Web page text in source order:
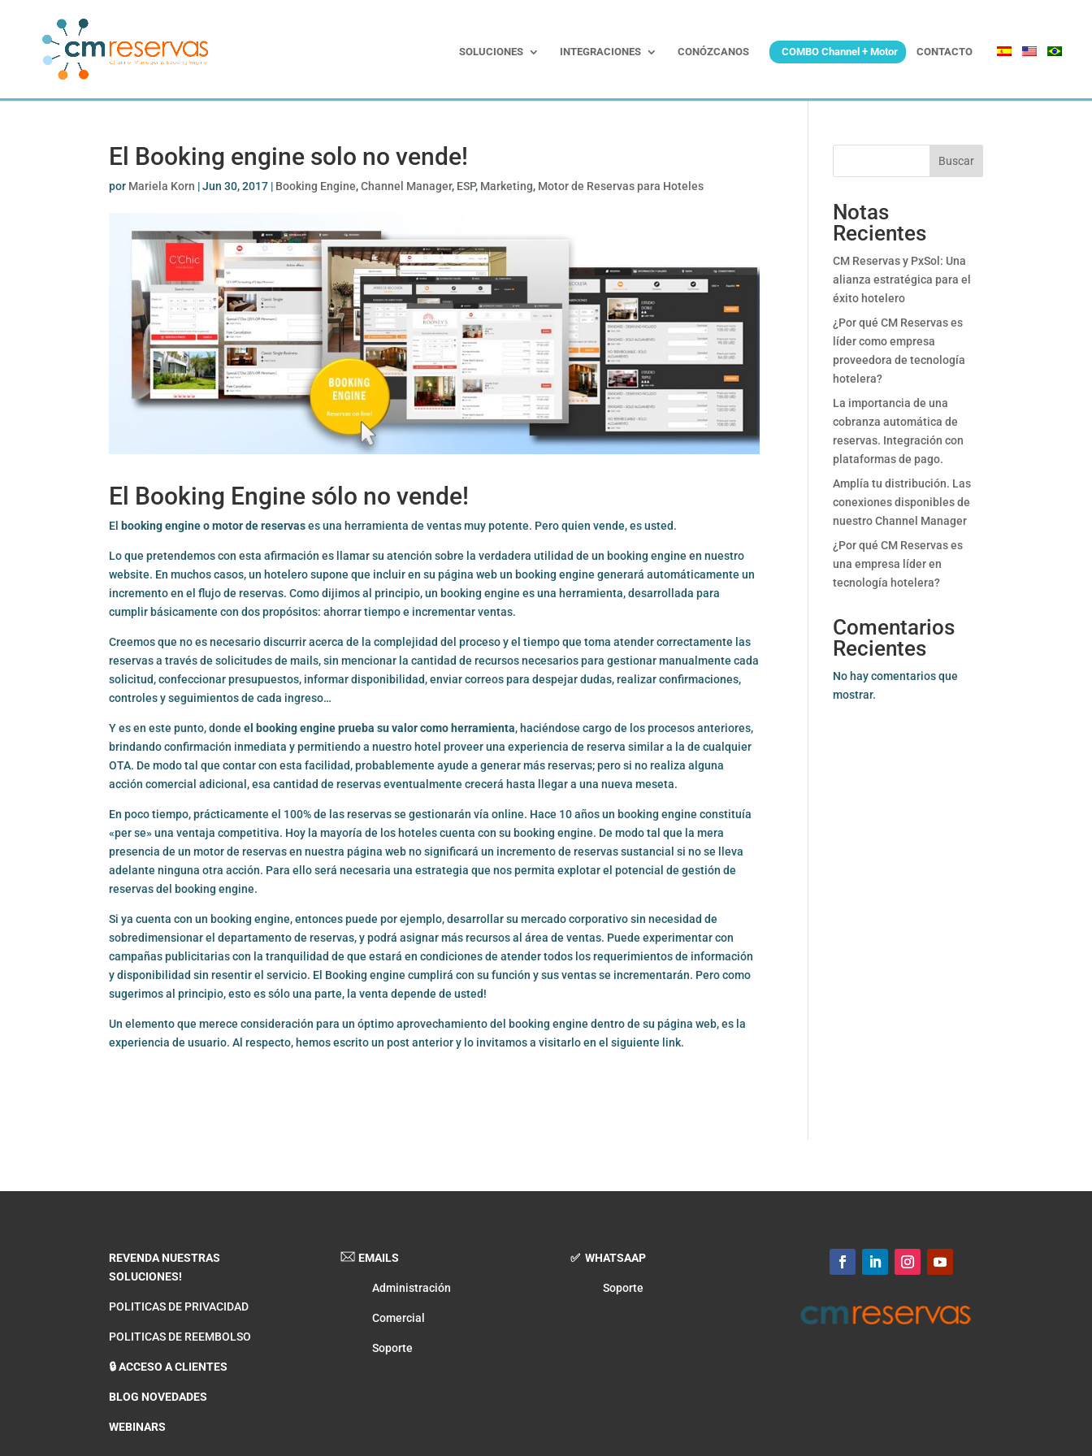
SOLUCIONES INTEGRACIONES CONÓZCANOS COMBO Channel + Motor CONTACTO
El Booking engine solo no vende!
por Mariela Korn |Jun 30, 2017 | Booking Engine,Channel Manager, ESP, Marketing, Motor de Reservas para Hoteles
El Booking Engine sólo no vende!
El booking engine omotor de reservases una herramienta de ventas muy potente. Pero quien vende, es usted.
Lo que pretendemos con esta afirmación es llamar su atención sobre la verdadera utilidad de un booking engine en nuestro
website. En muchos casos, un hotelero supone que incluir en su página web un booking engine generará automáticamente un
incremento en el flujo de reservas. Como dijimos al principio, un booking engine es una herramienta, desarrollada para
cumplir básicamente con dos propósitos: ahorrar tiempo e incrementar ventas.
Creemos que no es necesario discurrir acerca de la complejidad del proceso y el tiempo que toma atender correctamente las
reservas a través de solicitudes de mails, sin mencionar la cantidad de recursos necesarios para gestionar manualmente cada
solicitud, confeccionar presupuestos, informar disponibilidad, enviar correos para despejar dudas, realizar confirmaciones,
controles y seguimientos de cada ingreso…
Y es en este punto, dondeel booking engine prueba su valor como herramienta, haciéndose cargo de los procesos anteriores,
brindando confirmación inmediata y permitiendo a nuestro hotel proveer una experiencia de reserva similar a la de cualquier
OTA. De modo tal que contar con esta facilidad, probablemente ayude a generar más reservas; pero si no realiza alguna
acción comercial adicional, esa cantidad de reservas eventualmente crecerá hasta llegar a una nueva meseta.
En poco tiempo, prácticamente el 100% de las reservas se gestionarán vía online. Hace 10 años un booking engine constituía
«per se» una ventaja competitiva. Hoy la mayoría de los hoteles cuenta con su booking engine. De modo tal que la mera
presencia de un motor de reservas en nuestra página web no significará un incremento de reservas sustancial si no se lleva
adelante ninguna otra acción. Para ello será necesaria una estrategia que nos permita explotar el potencial de gestión de
reservas del booking engine.
Si ya cuenta con un booking engine, entonces puede por ejemplo, desarrollar su mercado corporativo sin necesidad de
sobredimensionar el departamento de reservas, y podrá asignar más recursos al área de ventas. Puede experimentar con
campañas publicitarias con la tranquilidad de que estará en condiciones de atender todos los requerimientos de información
y disponibilidad sin resentir el servicio. El Booking engine cumplirá con su función y sus ventas se incrementarán. Pero como
sugerimos al principio, esto es sólo una parte, la venta depende de usted!
Un elemento que merece consideración para un óptimo aprovechamiento del booking engine dentro de su página web, es la
experiencia de usuario. Al respecto, hemos escrito un post anterior y lo invitamos a visitarlo en elsiguiente link.
Buscar
Notas
Recientes
CM Reservas y PxSol: Una
alianza estratégica para el
éxito hotelero
¿Por qué CM Reservas es
líder como empresa
proveedora de tecnología
hotelera?
La importancia de una
cobranza automática de
reservas. Integración con
plataformas de pago.
Amplía tu distribución. Las
conexiones disponibles de
nuestro Channel Manager
¿Por qué CM Reservas es
una empresa líder en
tecnología hotelera?
Comentarios
Recientes
No hay comentarios que
mostrar.
REVENDA NUESTRAS
SOLUCIONES!
POLITICAS DE PRIVACIDAD
POLITICAS DE REEMBOLSO
🔒 ACCESO A CLIENTES
BLOG NOVEDADES
WEBINARS
EMAILS
Administración
Comercial
Soporte
✅ WHATSAAP
Soporte